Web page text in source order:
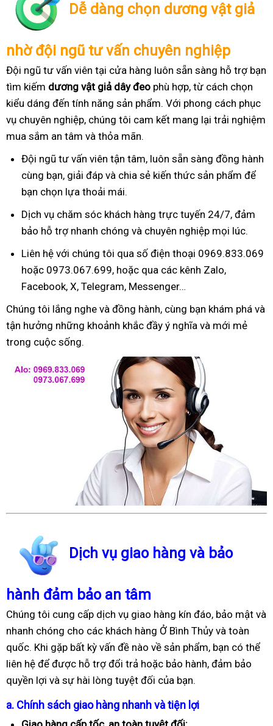
Dễ dàng chọn dương vật giả
nhờ đội ngũ tư vấn chuyên nghiệp
Đội ngũ tư vấn viên tại cửa hàng luôn sẵn sàng hỗ trợ bạn
tìm kiếm dương vật giả dây đeo phù hợp, từ cách chọn
kiểu dáng đến tính năng sản phẩm. Với phong cách phục
vụ chuyên nghiệp, chúng tôi cam kết mang lại trải nghiệm
mua sắm an tâm và thỏa mãn.
Đội ngũ tư vấn viên tận tâm, luôn sẵn sàng đồng hành
cùng bạn, giải đáp và chia sẻ kiến thức sản phẩm để
bạn chọn lựa thoải mái.
Dịch vụ chăm sóc khách hàng trực tuyến 24/7, đảm
bảo hỗ trợ nhanh chóng và chuyên nghiệp mọi lúc.
Liên hệ với chúng tôi qua số điện thoại 0969.833.069
hoặc 0973.067.699, hoặc qua các kênh Zalo,
Facebook, X, Telegram, Messenger…
Chúng tôi lắng nghe và đồng hành, cùng bạn khám phá và
tận hưởng những khoảnh khắc đầy ý nghĩa và mới mẻ
trong cuộc sống.
Dịch vụ giao hàng và bảo
hành đảm bảo an tâm
Chúng tôi cung cấp dịch vụ giao hàng kín đáo, bảo mật và
nhanh chóng cho các khách hàng Ở Bình Thủy và toàn
quốc. Khi gặp bất kỳ vấn đề nào về sản phẩm, bạn có thể
liên hệ để được hỗ trợ đổi trả hoặc bảo hành, đảm bảo
quyền lợi và sự hài lòng tuyệt đối của bạn.
a. Chính sách giao hàng nhanh và tiện lợi